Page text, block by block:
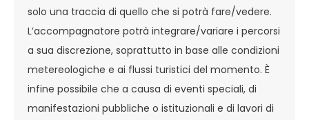
solo una traccia di quello che si potrà fare/vedere.
L’accompagnatore potrà integrare/variare i percorsi
a sua discrezione, soprattutto in base alle condizioni
metereologiche e ai flussi turistici del momento. È
infine possibile che a causa di eventi speciali, di
manifestazioni pubbliche o istituzionali e di lavori di